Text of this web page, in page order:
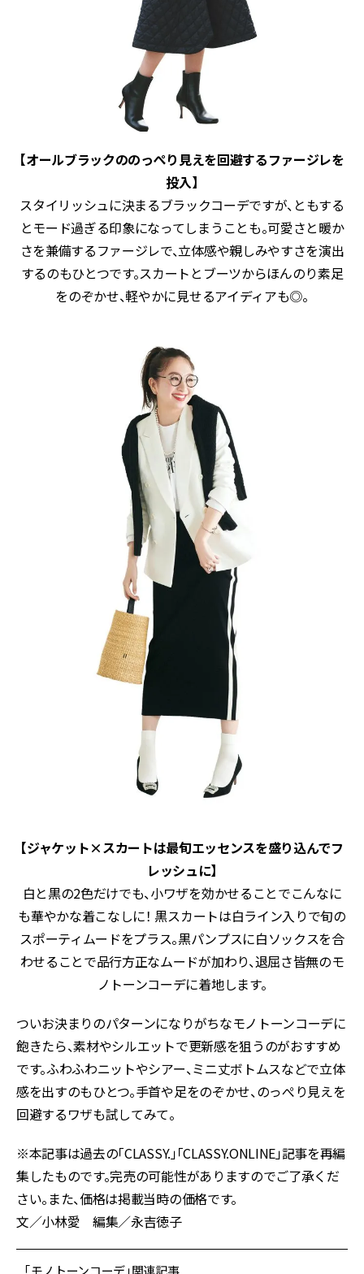
【オールブラックののっぺり見えを回避するファージレを
投入】
スタイリッシュに決まるブラックコーデですが、ともする
とモード過ぎる印象になってしまうことも。可愛さと暖か
さを兼備するファージレで、立体感や親しみやすさを演出
するのもひとつです。スカートとブーツからほんのり素足
をのぞかせ、軽やかに見せるアイディアも◎。
【ジャケット×スカートは最旬エッセンスを盛り込んでフ
レッシュに】
白と黒の2色だけでも、小ワザを効かせることでこんなに
も華やかな着こなしに！ 黒スカートは白ライン入りで旬の
スポーティムードをプラス。黒パンプスに白ソックスを合
わせることで品行方正なムードが加わり、退屈さ皆無のモ
ノトーンコーデに着地します。
ついお決まりのパターンになりがちなモノトーンコーデに
飽きたら、素材やシルエットで更新感を狙うのがおすすめ
です。ふわふわニットやシアー、ミニ丈ボトムスなどで立体
感を出すのもひとつ。手首や足をのぞかせ、のっぺり見えを
回避するワザも試してみて。
※本記事は過去の「CLASSY.」「CLASSY.ONLINE」記事を再編
集したものです。完売の可能性がありますのでご了承くだ
さい。また、価格は掲載当時の価格です。
文／小林愛 編集／永吉徳子
「モノトーンコーデ」関連記事